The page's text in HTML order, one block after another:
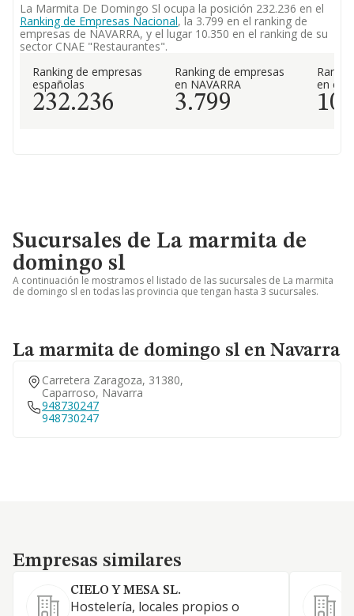
La Marmita De Domingo Sl ocupa la posición 232.236 en el
Ranking de Empresas Nacional, la 3.799 en el ranking de
empresas de NAVARRA, y el lugar 10.350 en el ranking de su
sector CNAE "Restaurantes".
Ranking de empresas
españolas
232.236
Ranking de empresas
en NAVARRA
3.799
en el
Sucursales de La marmita de
domingo sl
A continuación le mostramos el listado de las sucursales de La marmita
de domingo sl en todas las provincia que tengan hasta 3 sucursales.
La marmita de domingo sl en Navarra
Carretera Zaragoza, 31380,
Caparroso, Navarra
948730247
948730247
Empresas similares
Empresas similares
CIELO Y MESA SL.
Hostelería, locales propios o